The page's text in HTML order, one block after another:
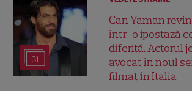
31
Can Yaman
într-o ipostază
diferită. Actorul
avocat în noul
filmat în Italia